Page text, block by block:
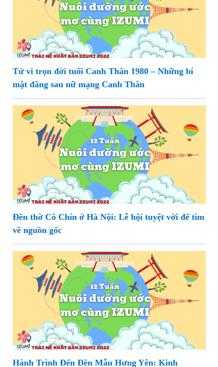
Tử vi trọn đời tuổi Canh Thân 1980 – Những bí
mật đằng sau nữ mạng Canh Thân
Đền thờ Cô Chín ở Hà Nội: Lễ hội tuyệt vời để tìm
về nguồn gốc
Hành Trình Đến Đền Mẫu Hưng Yên: Kinh